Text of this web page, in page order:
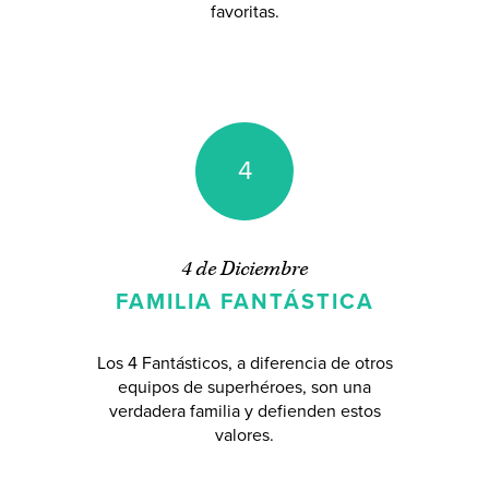
favoritas.
4
4 de Diciembre
FAMILIA FANTÁSTICA
Los 4 Fantásticos, a diferencia de otros
equipos de superhéroes, son una
verdadera familia y defienden estos
valores.